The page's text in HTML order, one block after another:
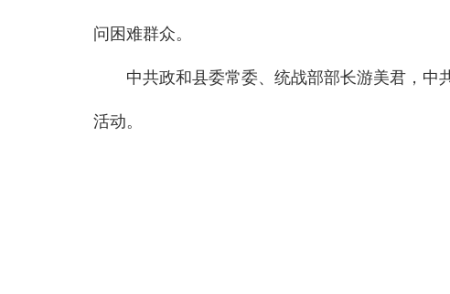
问困难群众。
中共政和县委常委、统战部部长游美君，
活动。